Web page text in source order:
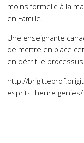
moins formelle à la
en Famille.
Une enseignante
de mettre en place
en décrit le
http://
esprits-lheure-genies/